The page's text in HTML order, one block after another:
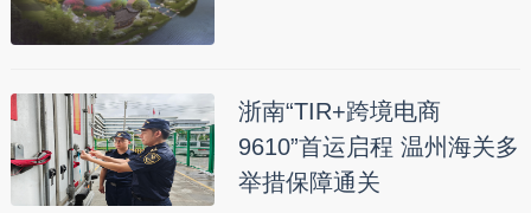
浙南“TIR+跨境电商
9610”首运启程 温州海关多
举措保障通关